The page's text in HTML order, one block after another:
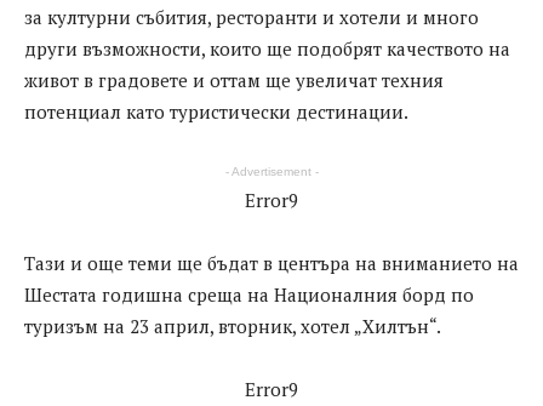
за културни събития, ресторанти и хотели и много
други възможности, които ще подобрят качеството на
живот в градовете и оттам ще увеличат техния
потенциал като туристически дестинации.
- Advertisement -
Error9
Тази и още теми ще бъдат в центъра на вниманието на
Шестата годишна среща на Националния борд по
туризъм на 23 април, вторник, хотел „Хилтън“.
Error9